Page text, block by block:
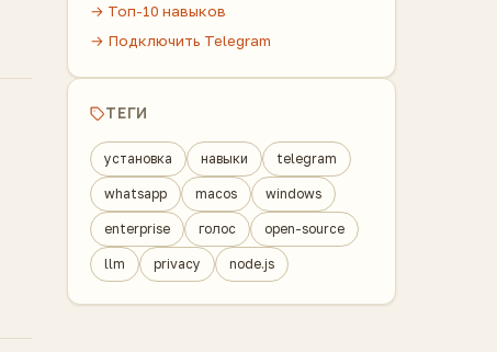
→ Топ-10 навыков
→ Подключить Telegram
ТЕГИ
установка навыки telegram
whatsapp macos windows
enterprise голос open-source
llm privacy node.js